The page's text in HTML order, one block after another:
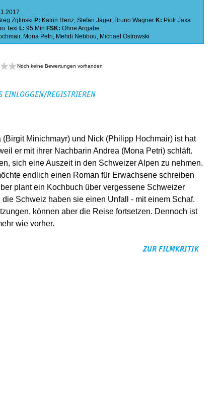
Zglinski P: Katrin Renz, Stefan Jäger, Bruno Wagner K: Piotr Jaxa
Text L: 95 Min FSK: Ohne Angabe
, Mona Petri, Mehdi Nebbou, Michael Ostrowski
Noch keine Bewertungen vorhanden
EINLOGGEN/REGISTRIEREN
(Birgit Minichmayr) und Nick (Philipp Hochmair) ist hat
er mit ihrer Nachbarin Andrea (Mona Petri) schläft.
sich eine Auszeit in den Schweizer Alpen zu nehmen.
endlich einen Roman für Erwachsene schreiben
plant ein Kochbuch über vergessene Schweizer
die Schweiz haben sie einen Unfall - mit einem Schaf.
können aber die Reise fortsetzen. Dennoch ist
wie vorher.
ZUR FILMKRITIK